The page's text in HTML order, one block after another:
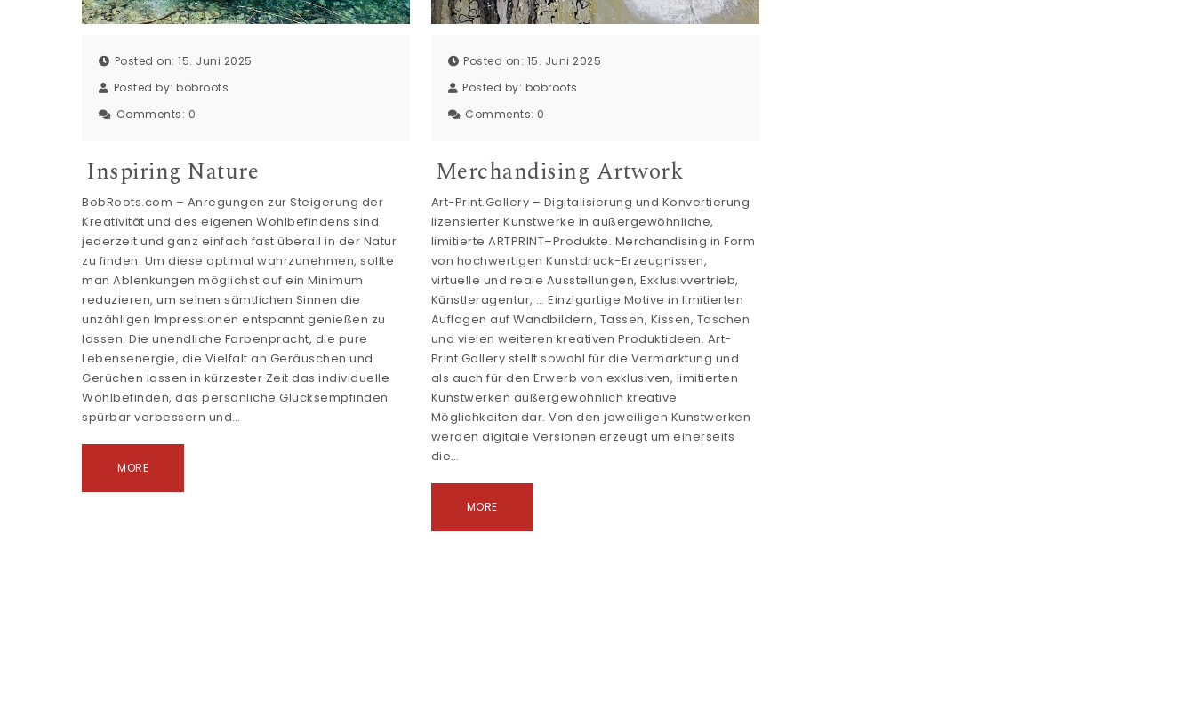
Posted on: 15. Juni 2025
Posted by:bobroots
Comments: 0
Inspiring Nature
BobRoots.com – Anregungen zur Steigerung der
Kreativität und des eigenen Wohlbefindens sind
jederzeit und ganz einfach fast überall in der Natur
zu finden. Um diese optimal wahrzunehmen, sollte
man Ablenkungen möglichst auf ein Minimum
reduzieren, um seinen sämtlichen Sinnen die
unzähligen Impressionen entspannt genießen zu
lassen. Die unendliche Farbenpracht, die pure
Lebensenergie, die Vielfalt an Geräuschen und
Gerüchen lassen in kürzester Zeit das individuelle
Wohlbefinden, das persönliche Glücksempfinden
spürbar verbessern und…
MORE
Posted on: 15. Juni 2025
Posted by: bobroots
Comments: 0
Merchandising Artwork
Art-Print.Gallery – Digitalisierung und Konvertierung
lizensierter Kunstwerke in außergewöhnliche,
limitierte ARTPRINT–Produkte. Merchandising in Form
von hochwertigen Kunstdruck-Erzeugnissen,
virtuelle und reale Ausstellungen, Exklusivvertrieb,
Künstleragentur, … Einzigartige Motive in limitierten
Auflagen auf Wandbildern, Tassen, Kissen, Taschen
und vielen weiteren kreativen Produktideen. Art-
Print.Gallery stellt sowohl für die Vermarktung und
als auch für den Erwerb von exklusiven, limitierten
Kunstwerken außergewöhnlich kreative
Möglichkeiten dar. Von den jeweiligen Kunstwerken
werden digitale Versionen erzeugt um einerseits
die…
MORE